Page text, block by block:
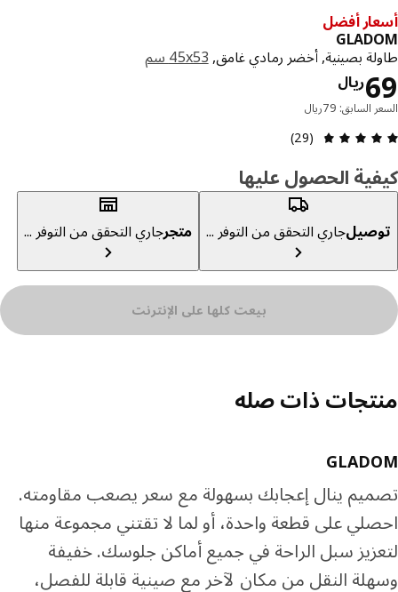
أفضل
بصينية, أخضر رمادي غامق,‎45x53 سم‏
ريالالسعر ريال 69
‭79‬ريال
مراجعة التقييم: 4.8 من أصل 5 النجوم. إجمالي المراجعات: 29
(29)
الحصول عليها
جاري التحقق من التوفر ... متجرجاري التحقق من التوفر ...
بيعت كلها على الإنترنت
ذات صله
ينال إعجابك بسهولة مع سعر يصعب مقاومته.
على قطعة واحدة، أو لما لا تقتني مجموعة منها
سبل الراحة في جميع أماكن جلوسك. خفيفة
النقل من مكان لآخر مع صينية قابلة للفصل،